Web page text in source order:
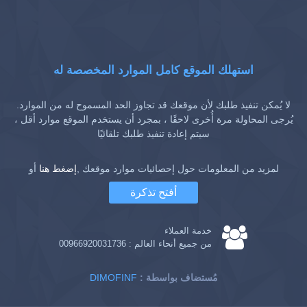
استهلك الموقع كامل الموارد المخصصة له
لا يُمكن تنفيذ طلبك لأن موقعك قد تجاوز الحد المسموح له من الموارد.
يُرجى المحاولة مرة أُخرى لاحقًا ، بمجرد أن يستخدم الموقع موارد أقل ،
سيتم إعادة تنفيذ طلبك تلقائيًا
لمزيد من المعلومات حول إحصائيات موارد موقعك ,إضغط هنا أو
أفتح تذكرة
خدمة العملاء
من جميع أنحاء العالم : 00966920031736
DIMOFINF : مُستضاف بواسطة